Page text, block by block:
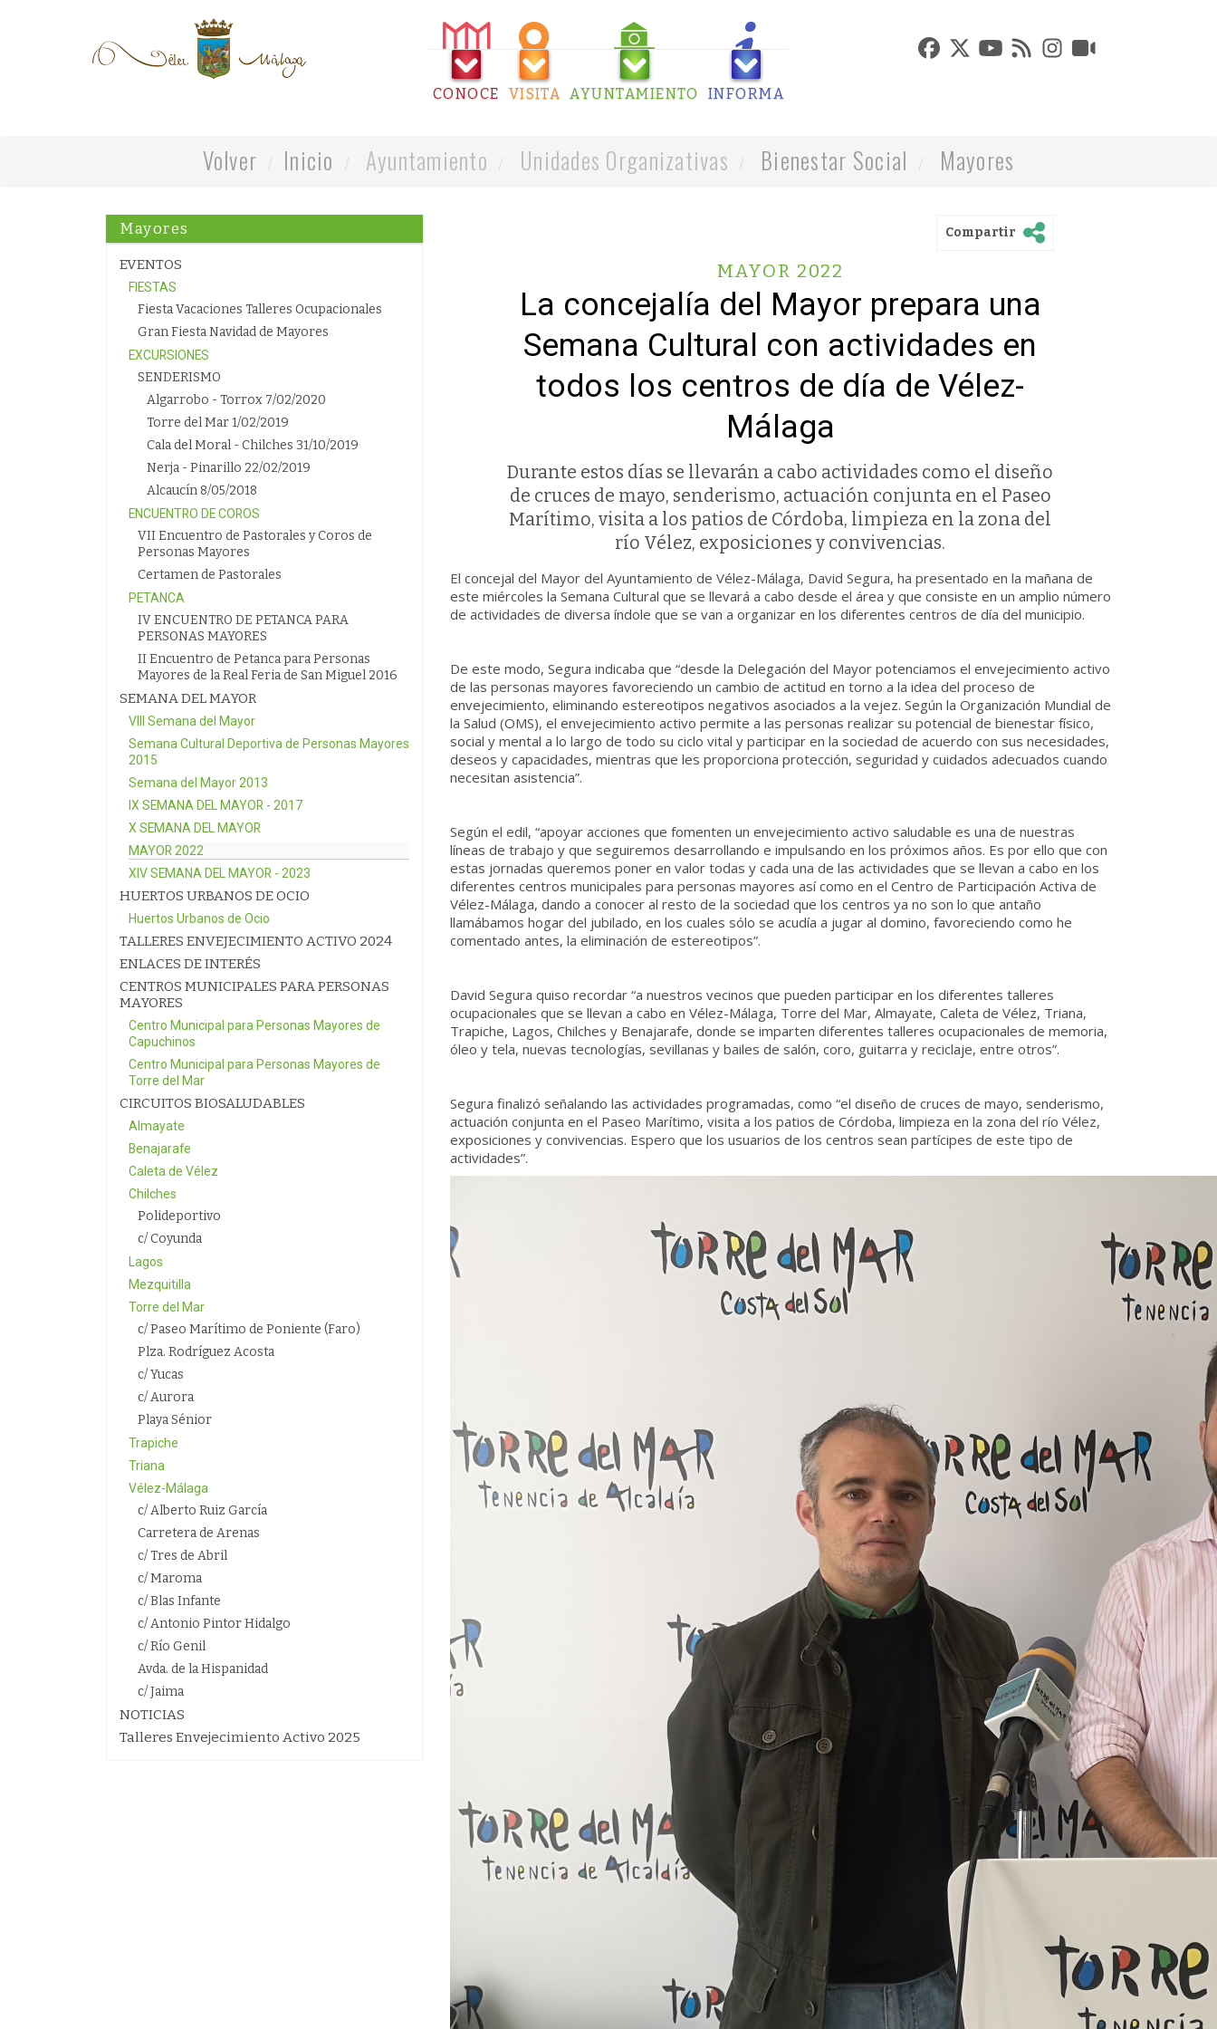
CONOCE VISITA AYUNTAMIENTO INFORMA
Volver Inicio Ayuntamiento Unidades Organizativas Bienestar Social Mayores
Mayores
EVENTOS
FIESTAS
Fiesta Vacaciones Talleres Ocupacionales
Gran Fiesta Navidad de Mayores
EXCURSIONES
SENDERISMO
Algarrobo - Torrox 7/02/2020
Torre del Mar 1/02/2019
Cala del Moral - Chilches 31/10/2019
Nerja - Pinarillo 22/02/2019
Alcaucín 8/05/2018
ENCUENTRO DE COROS
VII Encuentro de Pastorales y Coros de
Personas Mayores
Certamen de Pastorales
PETANCA
IV ENCUENTRO DE PETANCA PARA
PERSONAS MAYORES
II Encuentro de Petanca para Personas
Mayores de la Real Feria de San Miguel 2016
SEMANA DEL MAYOR
VIII Semana del Mayor
Semana Cultural Deportiva de Personas Mayores
2015
Semana del Mayor 2013
IX SEMANA DEL MAYOR - 2017
X SEMANA DEL MAYOR
MAYOR 2022
XIV SEMANA DEL MAYOR - 2023
HUERTOS URBANOS DE OCIO
Huertos Urbanos de Ocio
TALLERES ENVEJECIMIENTO ACTIVO 2024
ENLACES DE INTERÉS
CENTROS MUNICIPALES PARA PERSONAS
MAYORES
Centro Municipal para Personas Mayores de
Capuchinos
Centro Municipal para Personas Mayores de
Torre del Mar
CIRCUITOS BIOSALUDABLES
Almayate
Benajarafe
Caleta de Vélez
Chilches
Polideportivo
c/ Coyunda
Lagos
Mezquitilla
Torre del Mar
c/ Paseo Marítimo de Poniente (Faro)
Plza. Rodríguez Acosta
c/ Yucas
c/ Aurora
Playa Sénior
Trapiche
Triana
Vélez-Málaga
c/ Alberto Ruiz García
Carretera de Arenas
c/ Tres de Abril
c/ Maroma
c/ Blas Infante
c/ Antonio Pintor Hidalgo
c/ Río Genil
Avda. de la Hispanidad
c/ Jaima
NOTICIAS
Talleres Envejecimiento Activo 2025
Compartir
MAYOR 2022
La concejalía del Mayor prepara una
Semana Cultural con actividades en
todos los centros de día de Vélez-
Málaga
Durante estos días se llevarán a cabo actividades como el diseño
de cruces de mayo, senderismo, actuación conjunta en el Paseo
Marítimo, visita a los patios de Córdoba, limpieza en la zona del
río Vélez, exposiciones y convivencias.
El concejal del Mayor del Ayuntamiento de Vélez-Málaga, David Segura, ha presentado en la mañana de
este miércoles la Semana Cultural que se llevará a cabo desde el área y que consiste en un amplio número
de actividades de diversa índole que se van a organizar en los diferentes centros de día del municipio.
De este modo, Segura indicaba que “desde la Delegación del Mayor potenciamos el envejecimiento activo
de las personas mayores favoreciendo un cambio de actitud en torno a la idea del proceso de
envejecimiento, eliminando estereotipos negativos asociados a la vejez. Según la Organización Mundial de
la Salud (OMS), el envejecimiento activo permite a las personas realizar su potencial de bienestar físico,
social y mental a lo largo de todo su ciclo vital y participar en la sociedad de acuerdo con sus necesidades,
deseos y capacidades, mientras que les proporciona protección, seguridad y cuidados adecuados cuando
necesitan asistencia”.
Según el edil, “apoyar acciones que fomenten un envejecimiento activo saludable es una de nuestras
líneas de trabajo y que seguiremos desarrollando e impulsando en los próximos años. Es por ello que con
estas jornadas queremos poner en valor todas y cada una de las actividades que se llevan a cabo en los
diferentes centros municipales para personas mayores así como en el Centro de Participación Activa de
Vélez-Málaga, dando a conocer al resto de la sociedad que los centros ya no son lo que antaño
llamábamos hogar del jubilado, en los cuales sólo se acudía a jugar al domino, favoreciendo como he
comentado antes, la eliminación de estereotipos”.
David Segura quiso recordar “a nuestros vecinos que pueden participar en los diferentes talleres
ocupacionales que se llevan a cabo en Vélez-Málaga, Torre del Mar, Almayate, Caleta de Vélez, Triana,
Trapiche, Lagos, Chilches y Benajarafe, donde se imparten diferentes talleres ocupacionales de memoria,
óleo y tela, nuevas tecnologías, sevillanas y bailes de salón, coro, guitarra y reciclaje, entre otros”.
Segura finalizó señalando las actividades programadas, como “el diseño de cruces de mayo, senderismo,
actuación conjunta en el Paseo Marítimo, visita a los patios de Córdoba, limpieza en la zona del río Vélez,
exposiciones y convivencias. Espero que los usuarios de los centros sean partícipes de este tipo de
actividades”.